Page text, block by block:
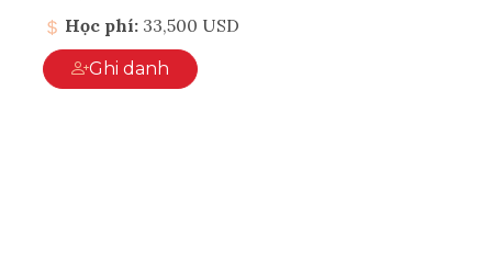
Học phí: 33,500 USD
Ghi danh